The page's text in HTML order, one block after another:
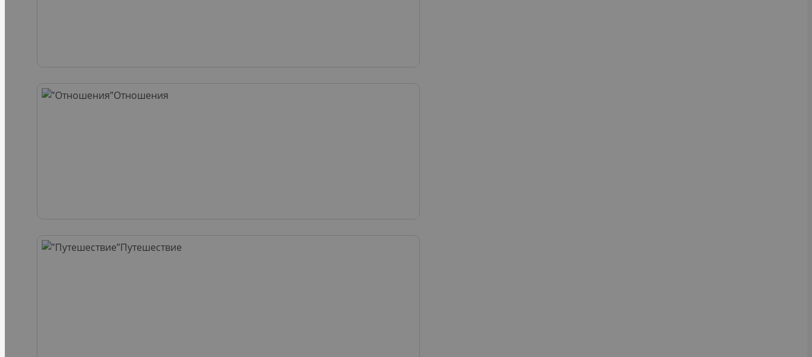
Отношения
Путешествие